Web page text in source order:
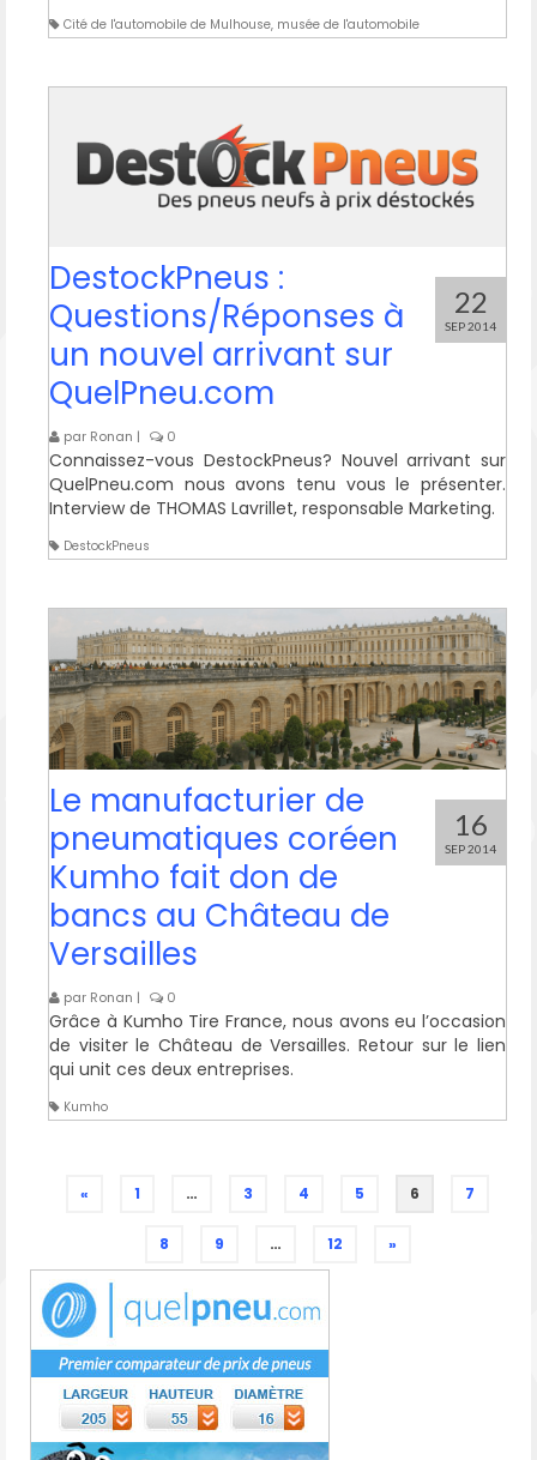
Cité de l'automobile de Mulhouse, musée de l'automobile
22
SEP 2014
DestockPneus :
Questions/Réponses à
un nouvel arrivant sur
QuelPneu.com
par Ronan | 0
Connaissez-vous DestockPneus? Nouvel arrivant sur
QuelPneu.com nous avons tenu vous le présenter.
Interview de THOMAS Lavrillet, responsable Marketing.
DestockPneus
16
SEP 2014
Le manufacturier de
pneumatiques coréen
Kumho fait don de
bancs au Château de
Versailles
par Ronan | 0
Grâce à Kumho Tire France, nous avons eu l’occasion
de visiter le Château de Versailles. Retour sur le lien
qui unit ces deux entreprises.
Kumho
« 1 … 3 4 5 6 7
8 9 … 12 »